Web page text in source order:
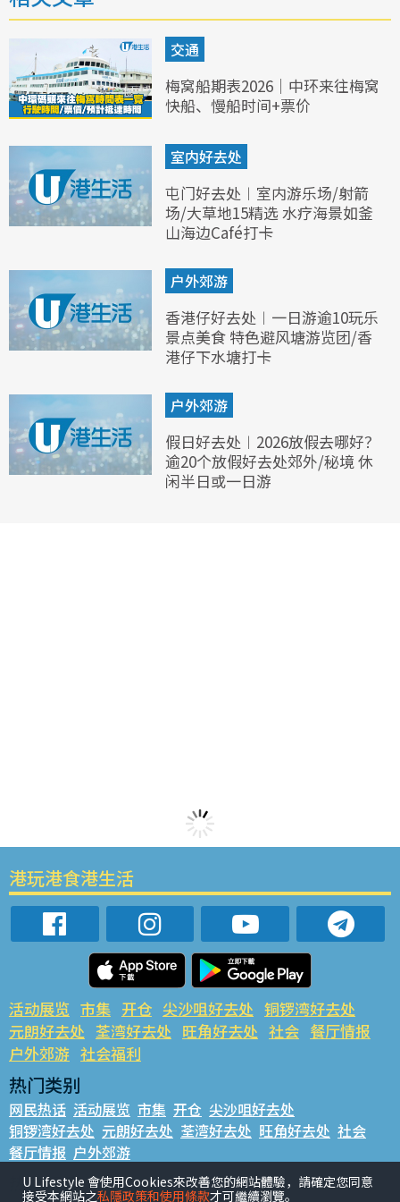
交通
梅窝船期表2026｜中环来往梅窝
快船、慢船时间+票价
室内好去处
屯门好去处︱室内游乐场/射箭
场/大草地15精选 水疗海景如釜
山海边Café打卡
户外郊游
香港仔好去处︱一日游逾10玩乐
景点美食 特色避风塘游览团/香
港仔下水塘打卡
户外郊游
假日好去处︱2026放假去哪好？
逾20个放假好去处郊外/秘境 休
闲半日或一日游
港玩港食港生活
活动展览 市集 开仓 尖沙咀好去处 铜锣湾好去处
元朗好去处 荃湾好去处 旺角好去处 社会 餐厅情报
户外郊游 社会福利
热门类别
网民热话 活动展览 市集 开仓 尖沙咀好去处
铜锣湾好去处 元朗好去处 荃湾好去处 旺角好去处 社会
餐厅情报 户外郊游
热门标签
U Lifestyle 會使用Cookies來改善您的網站體驗，請確定您同意
接受本網站之私隱政策和使用條款才可繼續瀏覽。